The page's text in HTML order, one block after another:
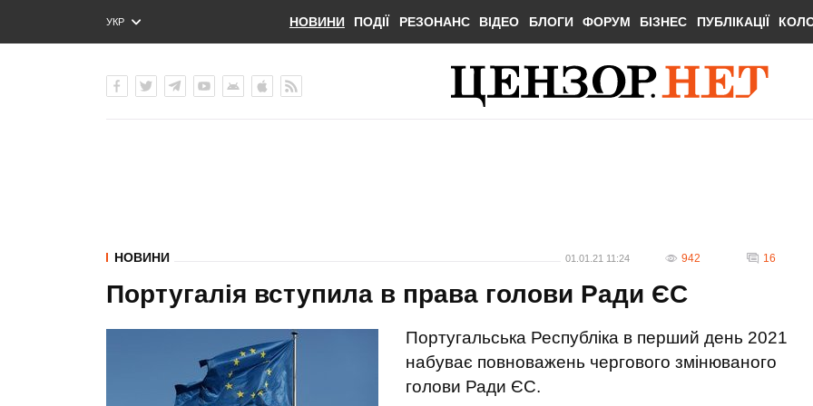
УКР
ENG
НОВИНИ ПОДІЇ РЕЗОНАНС ВІДЕО БЛОГИ ФОРУМ БІЗНЕС ПУБЛІКАЦІЇ
НОВИНИ 01.01.21 11:24 942 16
Португалія вступила в права голови Ради ЄС
Португальська Республіка в перший день 2021
набуває повноважень чергового змінюваного
голови Ради ЄС.